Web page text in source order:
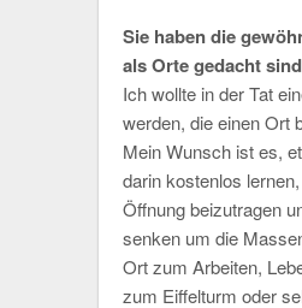
Sie haben die
als Orte gedacht
Ich wollte in der Tat
werden, die einen Ort
Mein Wunsch ist es,
darin kostenlos
Öffnung beizutragen
senken um die
Ort zum Arbeiten,
zum Eiffelturm oder